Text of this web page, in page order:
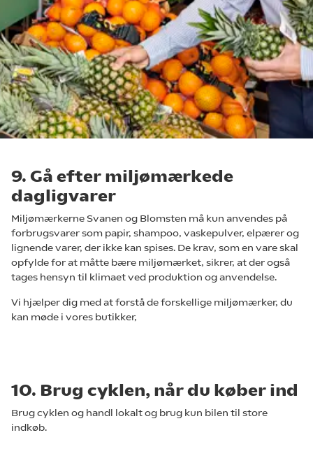
9. Gå efter miljømærkede
dagligvarer
Miljømærkerne Svanen og Blomsten må kun anvendes på
forbrugsvarer som papir, shampoo, vaskepulver, elpærer og
lignende varer, der ikke kan spises. De krav, som en vare skal
opfylde for at måtte bære miljømærket, sikrer, at der også
tages hensyn til klimaet ved produktion og anvendelse.
Vi hjælper dig med at forstå de forskellige miljømærker, du
kan møde i vores butikker,
10. Brug cyklen, når du køber ind
Brug cyklen og handl lokalt og brug kun bilen til store
indkøb.